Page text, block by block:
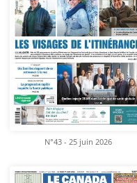
N°43 - 25 juin 2026